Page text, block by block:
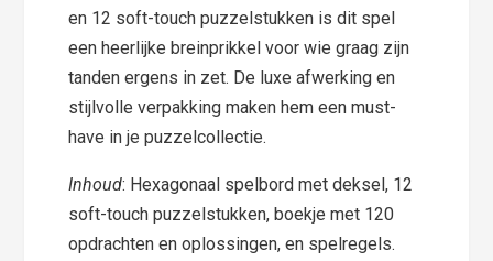
en 12 soft-touch puzzelstukken is dit spel
een heerlijke breinprikkel voor wie graag zijn
tanden ergens in zet. De luxe afwerking en
stijlvolle verpakking maken hem een must-
have in je puzzelcollectie.
Inhoud: Hexagonaal spelbord met deksel, 12
soft-touch puzzelstukken, boekje met 120
opdrachten en oplossingen, en spelregels.